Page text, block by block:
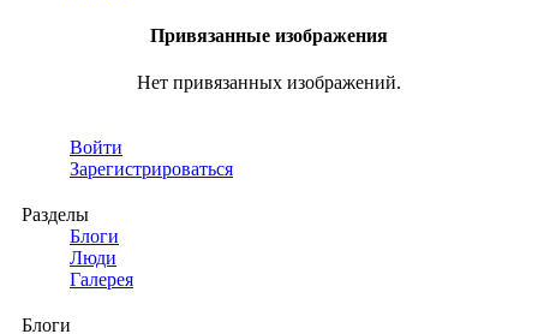
Привязанные изображения
Нет привязанных изображений.
Войти
Зарегистрироваться
Разделы
Блоги
Люди
Галерея
Блоги